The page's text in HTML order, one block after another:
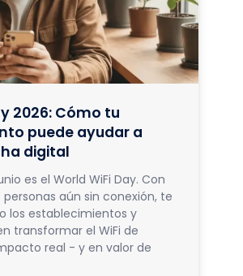
2026: Cómo tu
puede ayudar a
digital
es el World WiFi Day. Con
personas aún sin conexión, te
los establecimientos y
transformar el WiFi de
real - y en valor de